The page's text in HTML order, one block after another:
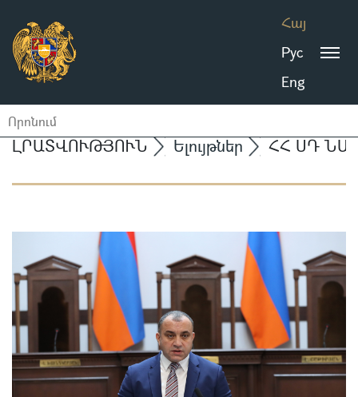
Հայ
Рус
Eng
ԼՐԱՏՎՈՒԹՅՈՒՆ Ելույթներ ՀՀ ՍԴ